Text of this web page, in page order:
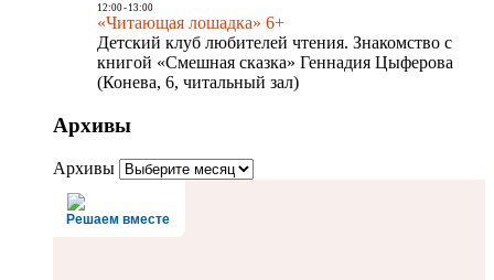
12:00- 13:00
«Читающая лошадка» 6+
Детский клуб любителей чтения. Знакомство с
книгой «Смешная сказка» Геннадия Цыферова
(Конева, 6, читальный зал)
Архивы
Архивы
Решаем вместе